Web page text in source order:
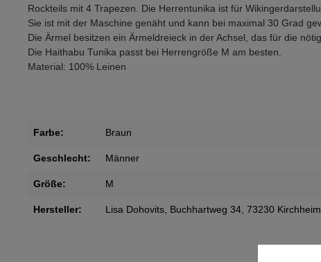
Rockteils mit 4 Trapezen. Die Herrentunika ist für
Sie ist mit der Maschine genäht und kann bei maximal 30 Grad
Die Ärmel besitzen ein Ärmeldreieck in der Achsel, das für die
Die Haithabu Tunika passt bei Herrengröße M am besten.
Material: 100% Leinen
Farbe: Braun
Geschlecht: Männer
Größe: M
Hersteller: Lisa Dohovits, Buchhartweg 34, 73230